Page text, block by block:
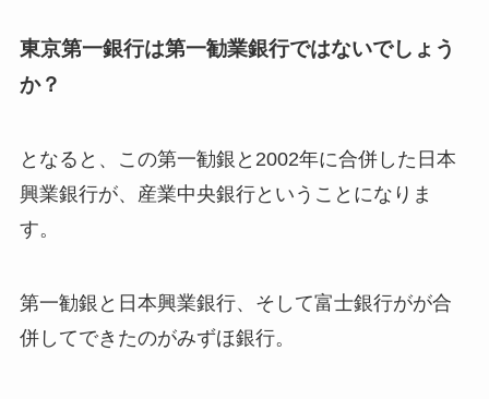
東京第一銀行は第一勧業銀行ではないでしょう
か？
となると、この第一勧銀と2002年に合併した日本
興業銀行が、産業中央銀行ということになりま
す。
第一勧銀と日本興業銀行、そして富士銀行がが合
併してできたのがみずほ銀行。